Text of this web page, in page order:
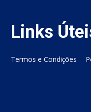
Links
Termos e Condições